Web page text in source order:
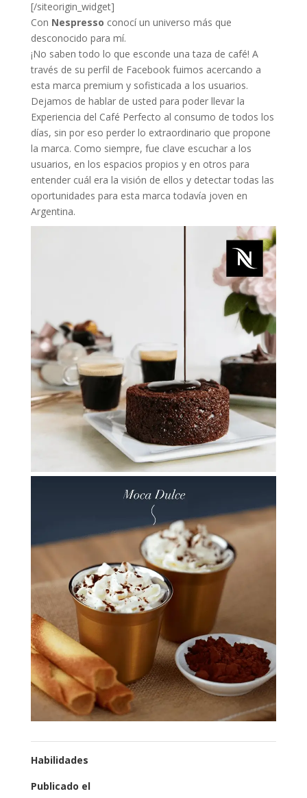
[/siteorigin_widget]
Con Nespresso conocí un universo más que
desconocido para mí.
¡No saben todo lo que esconde una taza de café! A
través de su perfil de Facebook fuimos acercando a
esta marca premium y sofisticada a los usuarios.
Dejamos de hablar de usted para poder llevar la
Experiencia del Café Perfecto al consumo de todos los
días, sin por eso perder lo extraordinario que propone
la marca. Como siempre, fue clave escuchar a los
usuarios, en los espacios propios y en otros para
entender cuál era la visión de ellos y detectar todas las
oportunidades para esta marca todavía joven en
Argentina.
Habilidades
Publicado el